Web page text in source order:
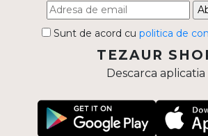
Sunt de acord cu politica de
TEZAUR
Descarca aplicatia